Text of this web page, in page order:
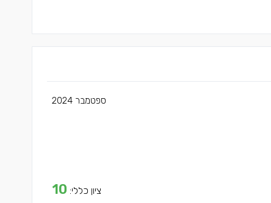
ספטמבר 2024
ציון כללי: 10